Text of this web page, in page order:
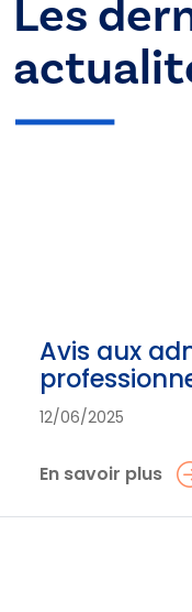
Les
Avis aux
12/06/2025
En savoir plus